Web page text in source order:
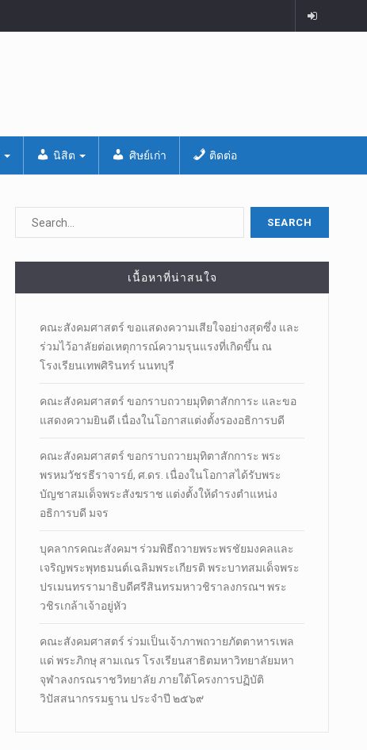
นิสิต ศิษย์เก่า ติดต่อ
เนื้อหาที่น่าสนใจ
คณะสังคมศาสตร์ ขอแสดงความเสียใจอย่างสุดซึ่ง และ
ร่วมไว้อาลัยต่อเหตุการณ์ความรุนแรงที่เกิดขึ้น ณ
โรงเรียนเทพศิรินทร์ นนทบุรี
คณะสังคมศาสตร์ ขอกราบถวายมุทิตาสักการะ และขอ
แสดงความยินดี เนื่องในโอกาสแต่งตั้งรองอธิการบดี
คณะสังคมศาสตร์ ขอกราบถวายมุทิตาสักการะ พระ
พรหมวัชรธีราจารย์, ศ.ดร. เนื่องในโอกาสได้รับพระ
บัญชาสมเด็จพระสังฆราช แต่งตั้งให้ดำรงตำแหน่ง
อธิการบดี มจร
บุคลากรคณะสังคมฯ ร่วมพิธีถวายพระพรชัยมงคลและ
เจริญพระพุทธมนต์เฉลิมพระเกียรติ พระบาทสมเด็จพระ
ปรเมนทรรามาธิบดีศรีสินทรมหาวชิราลงกรณฯ พระ
วชิรเกล้าเจ้าอยู่หัว
คณะสังคมศาสตร์ ร่วมเป็นเจ้าภาพถวายภัตตาหารเพล
แด่ พระภิกษุ สามเณร โรงเรียนสาธิตมหาวิทยาลัยมหา
จุฬาลงกรณราชวิทยาลัย ภายใต้โครงการปฏิบัติ
วิปัสสนากรรมฐาน ประจำปี ๒๕๖๙